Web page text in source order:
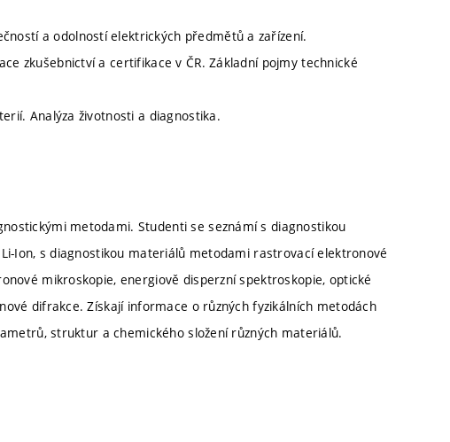
a odolností elektrických předmětů a zařízení.
zkušebnictví a certifikace v ČR. Základní pojmy technické
Analýza životnosti a diagnostika.
metodami. Studenti se seznámí s diagnostikou
Ion, s diagnostikou materiálů metodami rastrovací elektronové
mikroskopie, energiově disperzní spektroskopie, optické
difrakce. Získají informace o různých fyzikálních metodách
struktur a chemického složení různých materiálů.